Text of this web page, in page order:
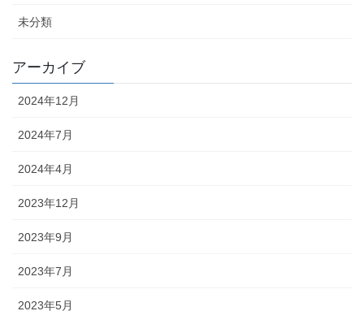
未分類
アーカイブ
2024年12月
2024年7月
2024年4月
2023年12月
2023年9月
2023年7月
2023年5月